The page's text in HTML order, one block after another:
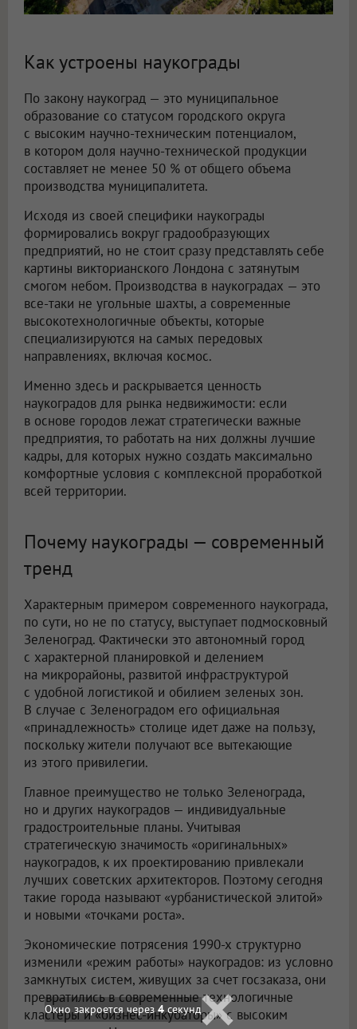
Как устроены наукограды
По закону наукоград — это муниципальное
образование со статусом городского округа
с высоким научно-техническим потенциалом,
в котором доля научно-технической продукции
составляет не менее 50 % от общего объема
производства муниципалитета.
Исходя из своей специфики наукограды
формировались вокруг градообразующих
предприятий, но не стоит сразу представлять себе
картины викторианского Лондона с затянутым
смогом небом. Производства в наукоградах — это
все-таки не угольные шахты, а современные
высокотехнологичные объекты, которые
специализируются на самых передовых
направлениях, включая космос.
Именно здесь и раскрывается ценность
наукоградов для рынка недвижимости: если
в основе городов лежат стратегически важные
предприятия, то работать на них должны лучшие
кадры, для которых нужно создать максимально
комфортные условия с комплексной проработкой
всей территории.
Почему наукограды — современный
тренд
Характерным примером современного наукограда,
по сути, но не по статусу, выступает подмосковный
Зеленоград. Фактически это автономный город
с характерной планировкой и делением
на микрорайоны, развитой инфраструктурой
с удобной логистикой и обилием зеленых зон.
В случае с Зеленоградом его официальная
«принадлежность» столице идет даже на пользу,
поскольку жители получают все вытекающие
из этого привилегии.
Главное преимущество не только Зеленограда,
но и других наукоградов — индивидуальные
градостроительные планы. Учитывая
стратегическую значимость «оригинальных»
наукоградов, к их проектированию привлекали
лучших советских архитекторов. Поэтому сегодня
такие города называют «урбанистической элитой»
и новыми «точками роста».
Экономические потрясения 1990-х структурно
изменили «режим работы» наукоградов: из условно
замкнутых систем, живущих за счет госзаказа, они
превратились в современные технологичные
кластеры и «бизнес-инкубаторы» с высоким
Окно закроется через3секунд